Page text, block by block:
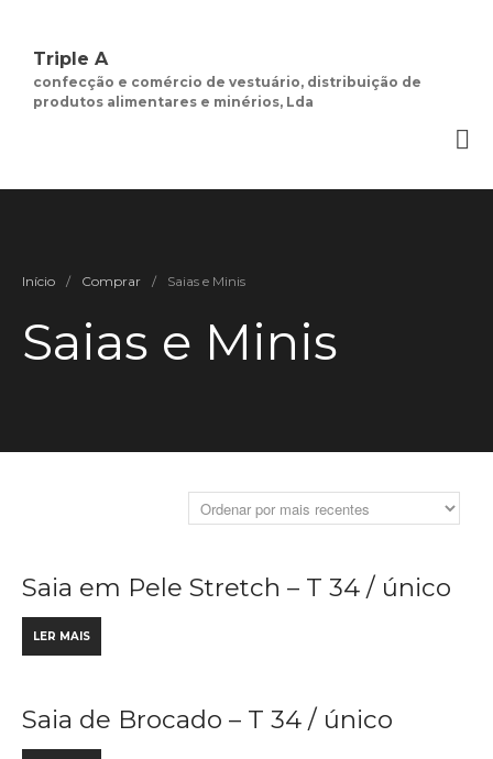
Quem Somos.
Contactos
Triple A
confecção e comércio de vestuário, distribuição de
produtos alimentares e minérios, Lda
Início / Comprar / Saias e Minis
Saias e Minis
Saia em Pele Stretch – T 34 / único
LER MAIS
Saia de Brocado – T 34 / único